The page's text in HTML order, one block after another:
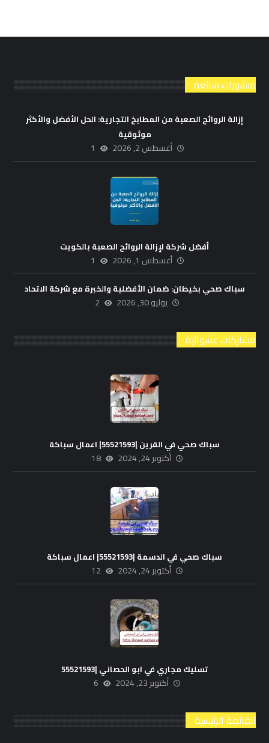
منشورات شائعة
إزالة الروائح الصعبة من المطابخ التجارية: الحل الأفضل والأكثر
موثوقية
أغسطس 2, 2026 1
أفضل شركة لإزالة الروائح الصعبة بالكويت
أغسطس 1, 2026 1
سباك صحي بخيطان: ضمان الأفضلية والخبرة مع شركة الاتحاد
يوليو 30, 2026 2
مشاركات عشوائية
سباك صحي في القرين |55521593| اعمال سباكة
أكتوبر 24, 2024 18
سباك صحي في الدسمة |55521593| اعمال سباكة
أكتوبر 24, 2024 12
تسليك مجاري في ابو الحصاني |55521593
أكتوبر 23, 2024 6
القائمة الرئيسية